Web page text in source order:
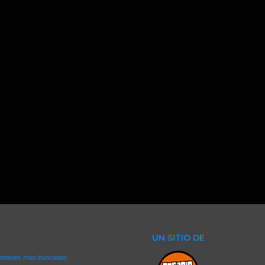
más buscadas
UN SITIO DE